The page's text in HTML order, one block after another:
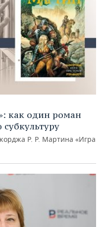
как один роман
Р. Р. Мартина «Игра